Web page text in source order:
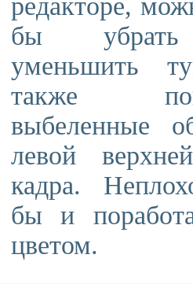
редакторе,
бы
уменьшить
также
выбеленные
левой
кадра.
бы и
цветом.